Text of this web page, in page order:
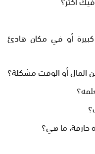
أو في مكان هادئ
المال أو الوقت مشكلة؟
خارقة، ما هي؟